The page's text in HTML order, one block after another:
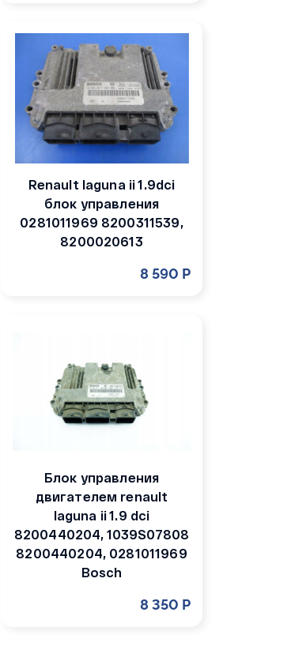
Renault laguna ii 1.9dci
блок управления
0281011969 8200311539,
8200020613
8 590 Р
Блок управления
двигателем renault
laguna ii 1.9 dci
8200440204, 1039S07808
8200440204, 0281011969
Bosch
8 350 Р